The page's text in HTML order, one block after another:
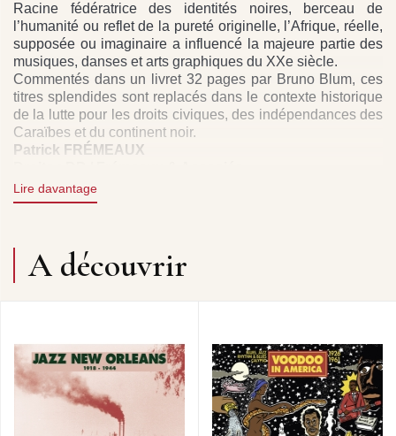
Racine fédératrice des identités noires, berceau de
l’humanité ou reflet de la pureté originelle, l’Afrique, réelle,
supposée ou imaginaire a influencé la majeure partie des
musiques, danses et arts graphiques du XXe siècle.
Commentés dans un livret 32 pages par Bruno Blum, ces
titres splendides sont replacés dans le contexte historique
de la lutte pour les droits civiques, des indépendances des
Caraïbes et du continent noir.
Patrick FRÉMEAUX
Direction artistique : Bruno Blum
The lushness of the Tropics, scantily-clad bodies, tribal
aesthetics and syncopated rhythms… from the famous
loincloth worn by Josephine Baker to Elizabeth Taylor’s
the cradle of humanity, or the reflection of original purity,
Africa - real, supposed or imaginary - has influenced most
of the music, dance-forms and graphic arts of the last
hundred years.
With detailed comments from Bruno Blum, these splendid
Lire davantage
A découvrir